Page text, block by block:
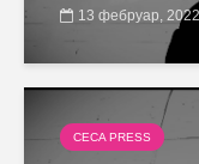
13 фебруар, 2022
CECA PRESS